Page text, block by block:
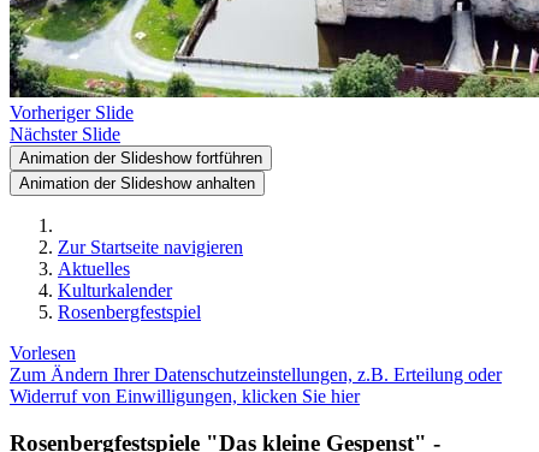
Vorheriger Slide
Nächster Slide
Animation der Slideshow fortführen
Animation der Slideshow anhalten
Zur Startseite navigieren
Aktuelles
Kulturkalender
Rosenbergfestspiel
Vorlesen
Zum Ändern Ihrer Datenschutzeinstellungen, z.B. Erteilung oder
Widerruf von Einwilligungen, klicken Sie hier
Rosenbergfestspiele "Das kleine Gespenst" -